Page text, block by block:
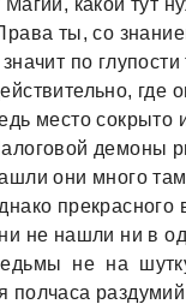
Магии, какой тут
ты, со
по
где
место сокрыто
демоны
они много
прекрасного
не нашли ни в
не на
полчаса